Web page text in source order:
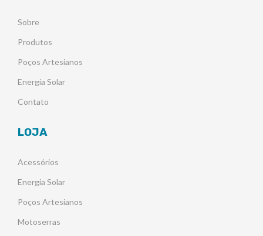
Sobre
Produtos
Poços Artesianos
Energia Solar
Contato
LOJA
Acessórios
Energia Solar
Poços Artesianos
Motoserras